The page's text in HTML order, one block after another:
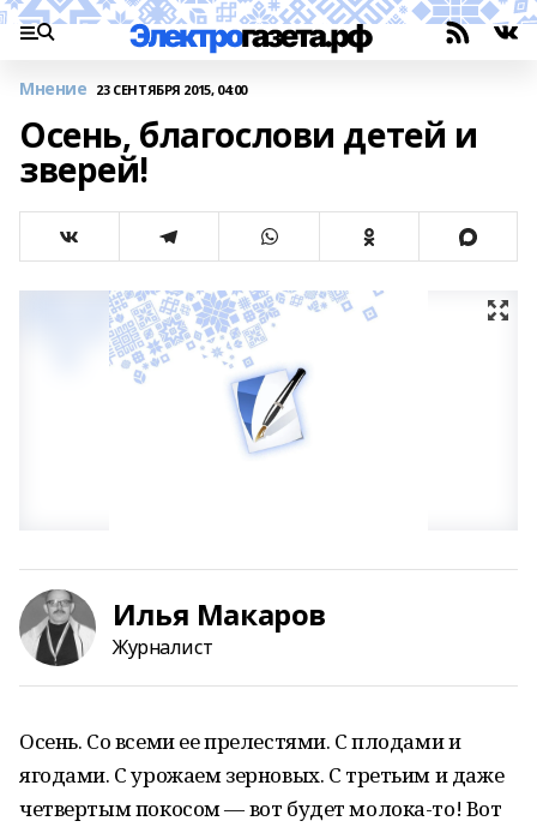
Мнение 23 СЕНТЯБРЯ 2015, 04:00
Осень, благослови детей и
зверей!
Илья Макаров
Журналист
Осень. Со всеми ее прелестями. С плодами и
ягодами. С урожаем зерновых. С третьим и даже
четвертым покосом — вот будет молока-то! Вот